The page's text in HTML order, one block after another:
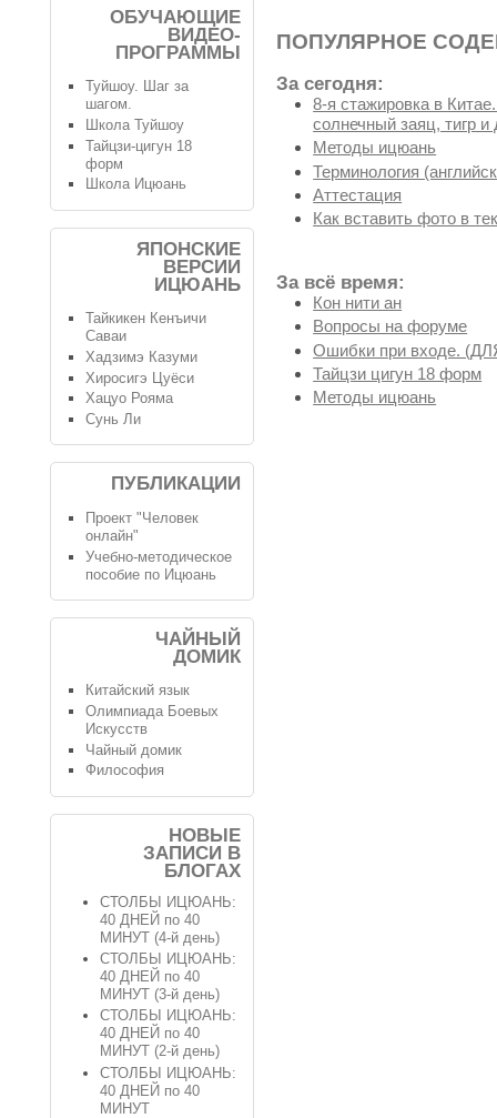
ПОПУЛЯРНОЕ
За сегодня:
8-я стажировка в
солнечный заяц, тигр и
Методы ицюань
Терминология
Аттестация
Как вставить фото в
За всё время:
Кон нити ан
Вопросы на форуме
Ошибки при входе.
Тайцзи цигун 18 форм
Методы ицюань
ОБУЧАЮЩИЕ
ВИДЕО-
ПРОГРАММЫ
Туйшоу. Шаг за
шагом.
Школа Туйшоу
Тайцзи-цигун 18
форм
Школа Ицюань
ЯПОНСКИЕ
ВЕРСИИ
ИЦЮАНЬ
Тайкикен Кенъичи
Саваи
Хадзимэ Казуми
Хиросигэ Цуёси
Хацуо Рояма
Сунь Ли
ПУБЛИКАЦИИ
Проект "Человек
онлайн"
Учебно-методическое
пособие по Ицюань
ЧАЙНЫЙ
ДОМИК
Китайский язык
Олимпиада Боевых
Искусств
Чайный домик
Философия
НОВЫЕ
ЗАПИСИ В
БЛОГАХ
СТОЛБЫ ИЦЮАНЬ:
40 ДНЕЙ по 40
МИНУТ (4-й день)
СТОЛБЫ ИЦЮАНЬ:
40 ДНЕЙ по 40
МИНУТ (3-й день)
СТОЛБЫ ИЦЮАНЬ:
40 ДНЕЙ по 40
МИНУТ (2-й день)
СТОЛБЫ ИЦЮАНЬ:
40 ДНЕЙ по 40
МИНУТ